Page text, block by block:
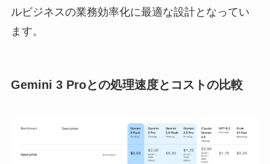
ルビジネスの業務効率化に最適な設計となってい
ます。
Gemini 3 Proとの処理速度とコストの比較